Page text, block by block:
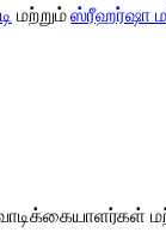
மற்றும்ஸ்ரீஹர்ஷா